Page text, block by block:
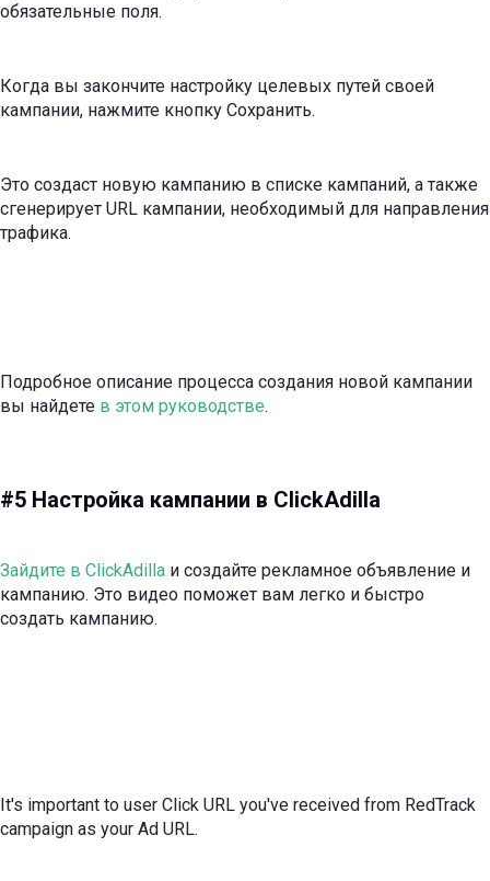
обязательные поля.
Когда вы закончите настройку целевых путей своей
кампании, нажмите кнопку Сохранить.
Это создаст новую кампанию в списке кампаний, а также
сгенерирует URL кампании, необходимый для направления
трафика.
Подробное описание процесса создания новой кампании
вы найдете в этом руководстве.
#5 Настройка кампании в ClickAdilla
Зайдите в ClickAdilla и создайте рекламное объявление и
кампанию. Это видео поможет вам легко и быстро
создать кампанию.
It's important to user Click URL you've received from RedTrack
campaign as your Ad URL.